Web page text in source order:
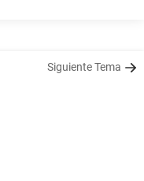
Siguiente Tema